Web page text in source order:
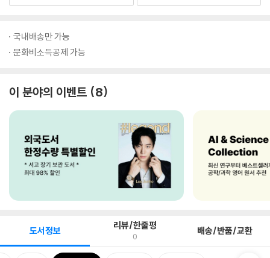
국내배송만 가능
문화비소득공제 가능
이 분야의 이벤트 8
도서정보 리뷰/한줄평
0 배송/반품/교환